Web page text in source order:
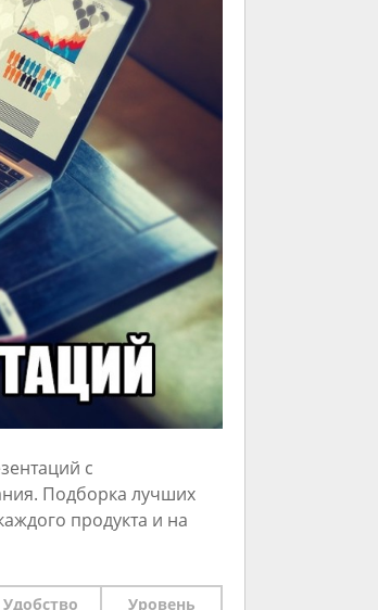
с
Подборка лучших
продукта и на
Удобство Уровень